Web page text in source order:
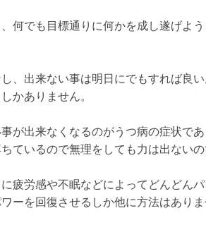
何でも目標通りに何かを成し遂げよ
、出来ない事は明日にでもすれば良
かありません。
が出来なくなるのがうつ病の症状で
ているので無理をしても力は出ないの
疲労感や不眠などによってどんどん
ーを回復させるしか他に方法はありま